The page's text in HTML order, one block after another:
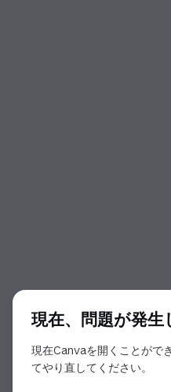
現在、問題が発
現在Canvaを開くことがで
てやり直してください。